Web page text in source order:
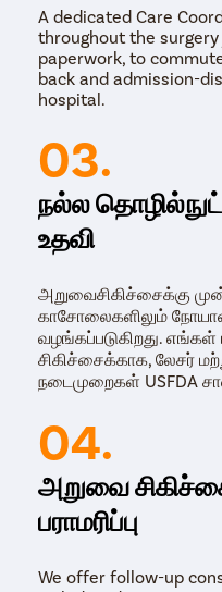
A dedicated Care
throughout the
paperwork, to
back and admission-
hospital.
03.
நல்ல
உதவி
அறுவைசிகிச்சைக்கு
காசோலைகளிலும்
வழங்கப்படுகிறது.
சிகிச்சைக்காக, லேசர்
நடைமுறைகள் USFDA
04.
அறுவை
பராமரிப்பு
We offer follow-up